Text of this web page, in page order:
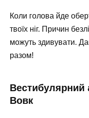
Коли голова йде
твоїх ніг. Причин
можуть здивувати.
разом!
Вестибулярний
Вовк